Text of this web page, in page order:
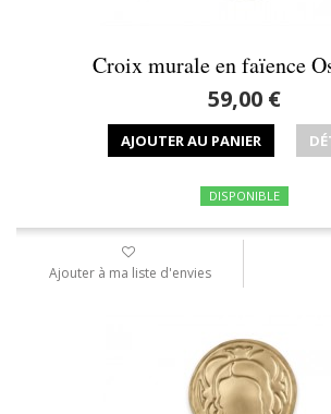
Croix murale en faïence
59,00 €
AJOUTER AU PANIER
DISPONIBLE
Ajouter à ma liste d'envies